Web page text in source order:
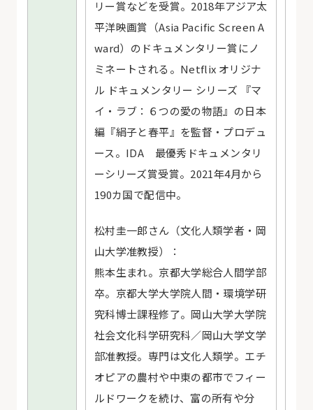
リー賞などを受賞。2018年アジア太
平洋映画賞（Asia Pacific Screen A
ward）のドキュメンタリー賞にノ
ミネートされる。Netflix オリジナ
ル ドキュメンタリー シリーズ 『マ
イ・ラブ：６つの愛の物語』の日本
編『絹子と春平』を監督・プロデュ
ース。IDA 最優秀ドキュメンタリ
ーシリーズ賞受賞。2021年4月から
190カ国で配信中。
松村圭一郎さん（文化人類学者・岡
山大学准教授）：
熊本生まれ。京都大学総合人間学部
卒。京都大学大学院人間・環境学研
究科博士課程修了。岡山大学大学院
社会文化科学研究科／岡山大学文学
部准教授。専門は文化人類学。エチ
オピアの農村や中東の都市でフィー
ルドワークを続け、富の所有や分